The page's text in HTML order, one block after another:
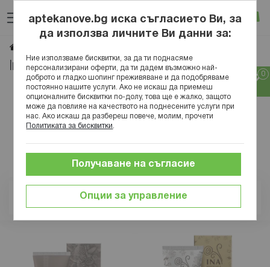
към
съдържанието
Вход
Ina Essentials
Позиция
aptekanove.bg иска съгласието Ви, за
да използва личните Ви данни за:
Ние използваме бисквитки, за да ти поднасяме
персонализирани оферти, да ти дадем възможно най-
доброто и гладко шопинг преживяване и да подобряваме
постоянно нашите услуги. Ако не искаш да приемеш
опционалните бисквитки по-долу, това ще е жалко, защото
може да повлияе на качеството на поднесените услуги при
нас. Ако искаш да разбереш повече, молим, прочети
Политиката за бисквитки
Опции за управление
Получаване на съгласие